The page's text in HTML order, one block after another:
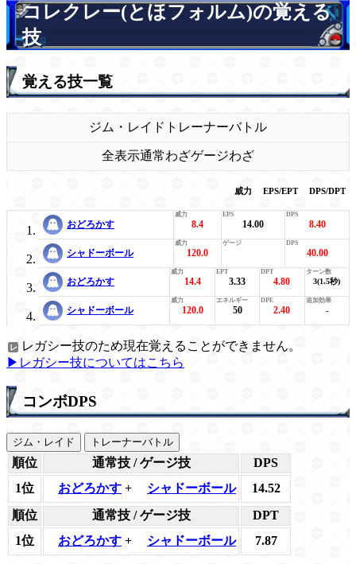
コレクレー(とほフォルム)の覚える
技
覚える技一覧
ジム・レイド トレーナーバトル
全表示通常わざゲージわざ
威力 EPS/EPT DPS/DPT
おどろかす 8.4 14.00 8.40
シャドーボール 120.0 40.00
おどろかす 14.4 3.33 4.80 3(1.5秒)
シャドーボール 120.0 50 2.40 -
レガシー技のため現在覚えることができません。
▶レガシー技についてはこちら
コンボDPS
ジム・レイド トレーナーバトル
順位 通常技 / ゲージ技
DPS
1位
おどろかす + シャドーボール
14.52
順位
通常技 / ゲージ技
DPT
1位
おどろかす + シャドーボール 7.87